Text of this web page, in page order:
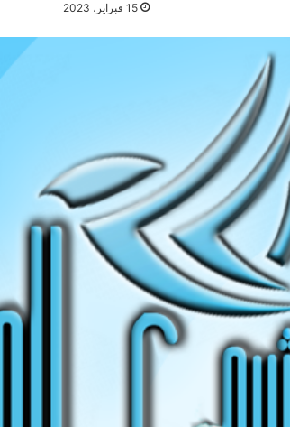
15 فبراير، 2023